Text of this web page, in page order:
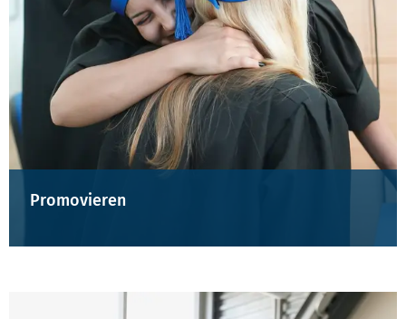
Promovieren